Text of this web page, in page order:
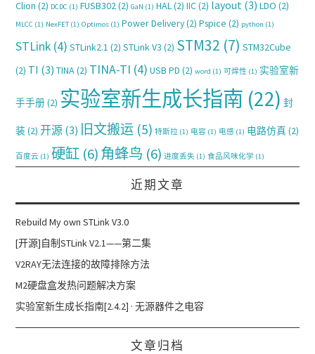
Clion (2) DCDC (1) FUSB302 (2) GaN (1) HAL (2) IIC(2) layout (3) LDO (2)
MLCC (1) NexFET (1) Optimos (1) Power Delivery(2) Pspice (2) python (1)
STLink (4) STLink2.1 (2) STLink V3 (2) STM32 (7) STM32Cube
(2) TI (3) TINA (2) TINA-TI (4) USB PD (2) word (1) 可焊性 (1) 实验室新
手手册(2) 实验室新生成长指南 (22) 封
装 (2) 开源 (3) 旧文搬运 (5) 特斯拉 (1) 电容 (1) 电感 (1) 电路仿真 (2)
百度云 (1) 硬缸 (6)角蜂鸟 (6) 进度丢失 (1) 食品风味化学 (1)
近期文章
Rebuild My own STLink V3.0
[开源]自制STLink V2.1——第二集
V2RAY无法连接的故障排除方法
M2硬盘盒发热问题解决方案
实验室新生成长指南[2.4.2] · 无源器件之电容
文章归档